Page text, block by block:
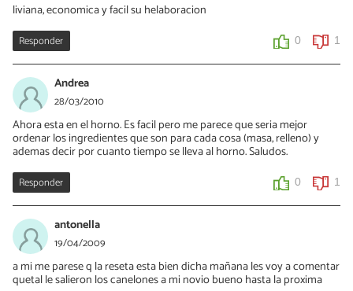
liviana, economica y facil su helaboracion
Responder 0 1
Andrea
28/03/2010
Ahora esta en el horno. Es facil pero me parece que seria mejor
ordenar los ingredientes que son para cada cosa (masa, relleno) y
ademas decir por cuanto tiempo se lleva al horno. Saludos.
Responder 0 1
antonella
19/04/2009
a mi me parese q la reseta esta bien dicha mañana les voy a comentar
quetal le salieron los canelones a mi novio bueno hasta la proxima